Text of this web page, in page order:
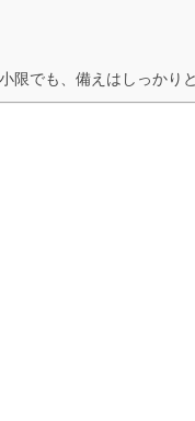
限でも、備えはしっかりと